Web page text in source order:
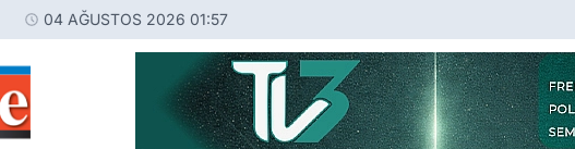
04 AĞUSTOS 2026 01:57